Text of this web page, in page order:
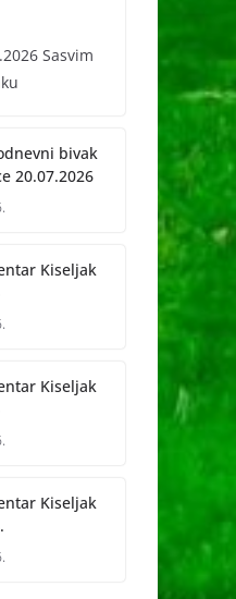
Sasvim
bivak
20.07.2026
Kiseljak
Kiseljak
Kiseljak